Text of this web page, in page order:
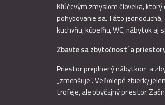
Kľúčovým zmyslom človeka,
pohybovanie sa. Táto
kuchyňu, kúpeľňu, WC, nábytok aj
Zbavte sa zbytočností a
Priestor preplnený nábytkom a
„zmenšuje“. Veľkolepé zbierky
trofeje, ale obyčajný priestor.